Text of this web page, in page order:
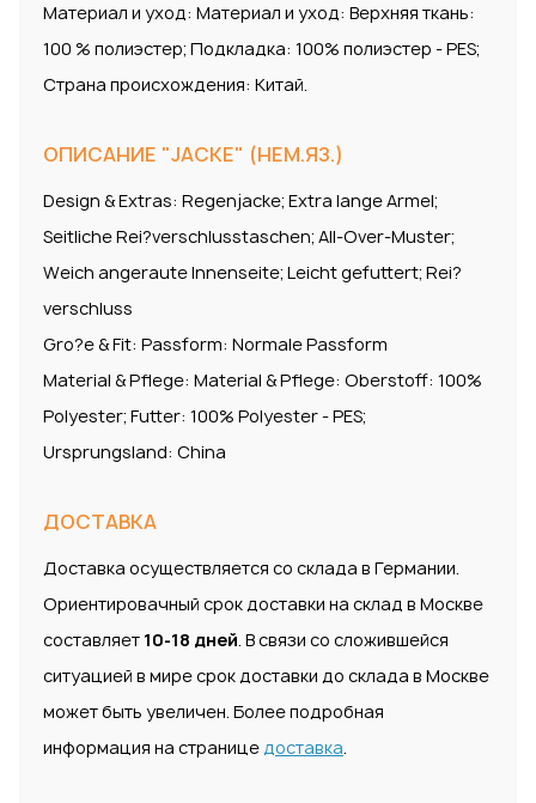
Материал и уход: Материал и уход: Верхняя ткань:
100 % полиэстер; Подкладка: 100% полиэстер - PES;
Страна происхождения: Китай.
ОПИСАНИЕ "JACKE" (НЕМ.ЯЗ.)
Design & Extras: Regenjacke; Extra lange Armel;
Seitliche Rei?verschlusstaschen; All-Over-Muster;
Weich angeraute Innenseite; Leicht gefuttert; Rei?
verschluss
Gro?e & Fit: Passform: Normale Passform
Material & Pflege: Material & Pflege: Oberstoff: 100%
Polyester; Futter: 100% Polyester - PES;
Ursprungsland: China
ДОСТАВКА
Доставка осуществляется со склада в Германии.
Ориентировачный срок доставки на склад в Москве
составляет 10-18 дней. В связи со сложившейся
ситуацией в мире срок доставки до склада в Москве
может быть увеличен. Более подробная
информация на страницедоставка.